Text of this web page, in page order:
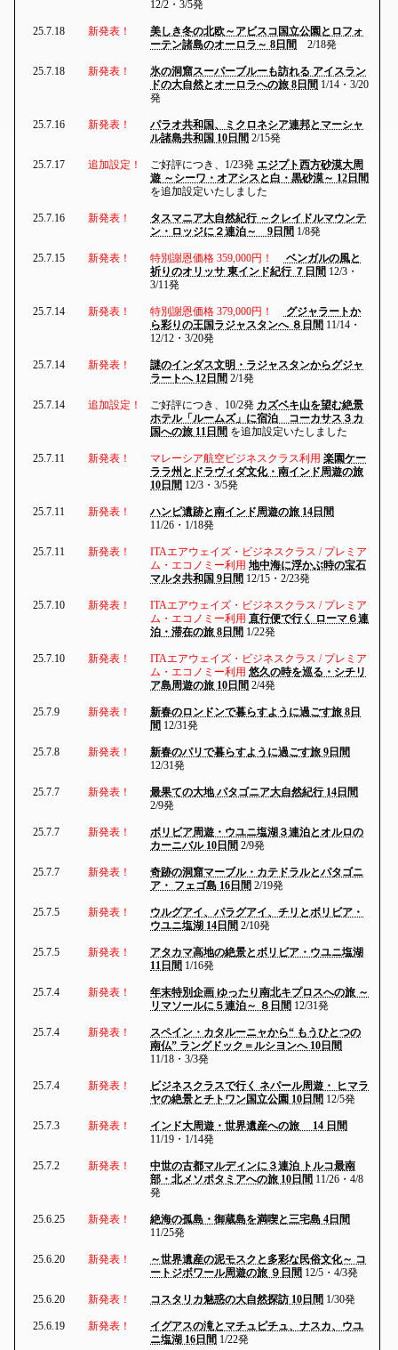
12/2・3/5発
25.7.18 新発表！
美しき冬の北欧～アビスコ国立公園とロフォ
ーテン諸島のオーロラ～ 8日間
2/18発
25.7.18 新発表！
氷の洞窟スーパーブルーも訪れる アイスラン
ドの大自然とオーロラへの旅 8日間 1/14・3/20
発
25.7.16 新発表！
パラオ共和国、ミクロネシア連邦とマーシャ
ル諸島共和国 10日間 2/15発
25.7.17 追加設定！ ご好評につき、1/23発 エジプト西方砂漠大周
遊 ～シーワ・オアシスと白・黒砂漠～ 12日間
を追加設定いたしました
25.7.16 新発表！
タスマニア大自然紀行 ～クレイドルマウンテ
ン・ロッジに２連泊～ 9日間 1/8発
25.7.15 新発表！ 特別謝恩価格 359,000円！
ベンガルの風と
祈りのオリッサ 東インド紀行 ７日間 12/3・
3/11発
25.7.14 新発表！ 特別謝恩価格 379,000円！
グジャラートか
ら彩りの王国ラジャスタンへ ８日間 11/14・
12/12・3/20発
25.7.14 新発表！
謎のインダス文明・ラジャスタンからグジャ
ラートへ 12日間 2/1発
25.7.14 追加設定！ ご好評につき、10/2発 カズベキ山を望む絶景
ホテル「ルームズ」に宿泊 コーカサス３カ
国への旅 11日間 を追加設定いたしました
25.7.11 新発表！ マレーシア航空ビジネスクラス利用 楽園ケー
ララ州とドラヴィダ文化・南インド周遊の旅
10日間 12/3・3/5発
25.7.11 新発表！
ハンピ遺跡と南インド周遊の旅 14日間
11/26・1/18発
25.7.11 新発表！
ITAエアウェイズ・ビジネスクラス / プレミア
ム・エコノミー利用 地中海に浮かぶ時の宝石
マルタ共和国 9日間 12/15・2/23発
25.7.10 新発表！
ITAエアウェイズ・ビジネスクラス / プレミア
ム・エコノミー利用 直行便で行く ローマ６連
泊・滞在の旅 8日間 1/22発
25.7.10 新発表！
ITAエアウェイズ・ビジネスクラス / プレミア
ム・エコノミー利用 悠久の時を巡る・シチリ
ア島周遊の旅 10日間 2/4発
25.7.9 新発表！
新春のロンドンで暮らすように過ごす旅 8日
間 12/31発
25.7.8 新発表！
新春のパリで暮らすように過ごす旅 9日間
12/31発
25.7.7 新発表！
最果ての大地 パタゴニア大自然紀行 14日間
2/9発
25.7.7 新発表！
ボリビア周遊・ウユニ塩湖３連泊とオルロの
カーニバル 10日間 2/9発
25.7.7 新発表！
奇跡の洞窟マーブル・カテドラルとパタゴニ
ア・ フェゴ島 16日間 2/19発
25.7.5 新発表！
ウルグアイ、パラグアイ、チリとボリビア・
ウユニ塩湖 14日間 2/10発
25.7.5 新発表！
アタカマ高地の絶景とボリビア・ウユニ塩湖
11日間 1/16発
25.7.4 新発表！
年末特別企画 ゆったり南北キプロスへの旅 ～
リマソールに５連泊～ ８日間 12/31発
25.7.4 新発表！
スペイン・カタルーニャから“ もうひとつの
南仏” ラングドック＝ルシヨンへ 10日間
11/18・3/3発
25.7.4 新発表！
ビジネスクラスで行く ネパール周遊・ ヒマラ
ヤの絶景とチトワン国立公園 10日間 12/5発
25.7.3 新発表！
インド大周遊・世界遺産への旅 14 日間
11/19・1/14発
25.7.2 新発表！
中世の古都マルディンに３連泊 トルコ最南
部・北メソポタミアへの旅 10日間 11/26・4/8
発
25.6.25 新発表！
絶海の孤島・御蔵島を満喫と三宅島 4日間
11/25発
25.6.20 新発表！
～世界遺産の泥モスクと多彩な民俗文化～ コ
ートジボワール周遊の旅 ９日間 12/5・4/3発
25.6.20 新発表！ コスタリカ魅惑の大自然探訪 10日間 1/30発
25.6.19 新発表！
イグアスの滝とマチュピチュ、ナスカ、ウユ
ニ塩湖 16日間 1/22発